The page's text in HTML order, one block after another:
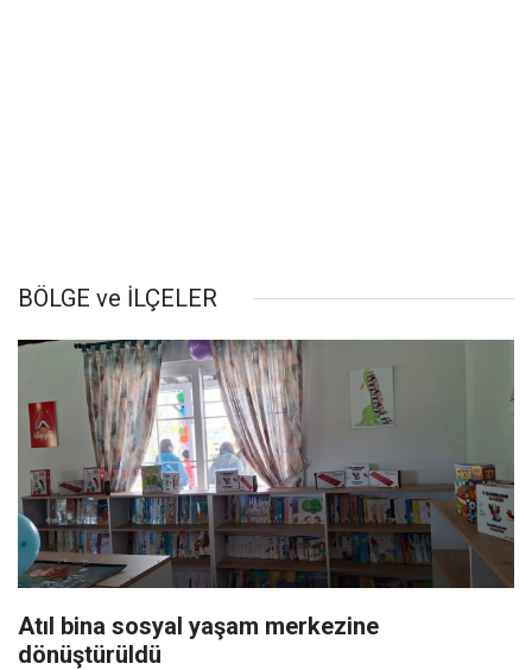
BÖLGE ve İLÇELER
Atıl bina sosyal yaşam merkezine
dönüştürüldü